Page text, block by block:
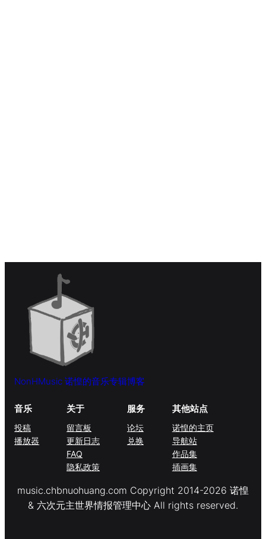
NonHMusic 诺惶的音乐专辑博客
音乐
投稿
播放器
关于
留言板
更新日志
FAQ
隐私政策
服务
论坛
兑换
其他站点
诺惶的主页
导航站
作品集
插画集
music.chbnuohuang.com Copyright 2014-2026 诺惶
& 六次元主世界情报管理中心 All rights reserved.